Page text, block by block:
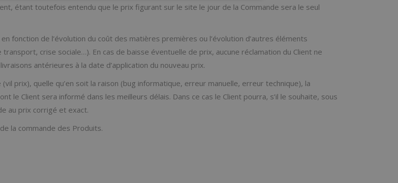
étant toutefois entendu que le prix figurant sur le site le jour de la Commande sera le seul
fonction de l’évolution du coût des matières premières ou l’évolution d’autres éléments
crise sociale…). En cas de baisse éventuelle de prix, aucune réclamation du Client ne
antérieures à la date d’application du nouveau prix.
prix), quelle qu’en soit la raison (bug informatique, erreur manuelle, erreur technique), la
le Client sera informé dans les meilleurs délais. Dans ce cas le Client pourra, s’il le souhaite, sous
au prix corrigé et exact.
la commande des Produits.